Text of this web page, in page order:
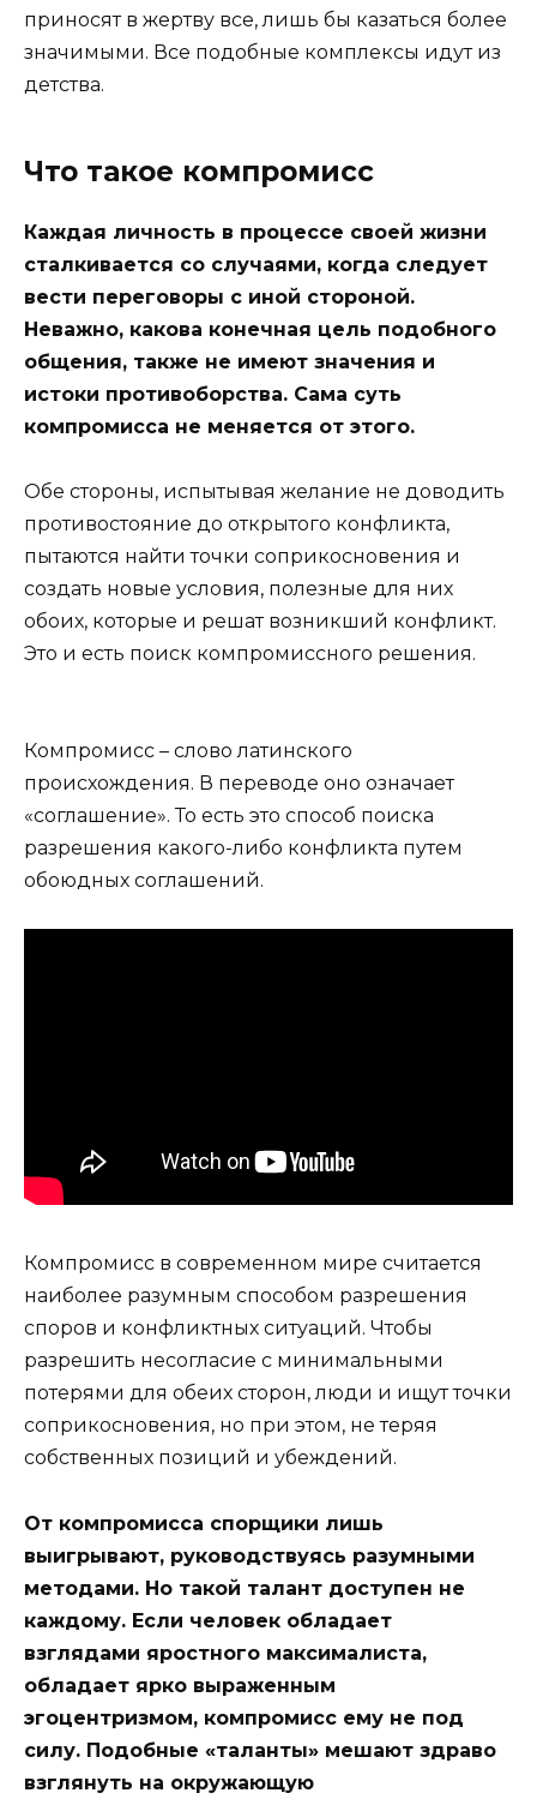
приносят в жертву все, лишь бы казаться более
значимыми. Все подобные комплексы идут из
детства.
Что такое компромисс
Каждая личность в процессе своей жизни
сталкивается со случаями, когда следует
вести переговоры с иной стороной.
Неважно, какова конечная цель подобного
общения, также не имеют значения и
истоки противоборства. Сама суть
компромисса не меняется от этого.
Обе стороны, испытывая желание не доводить
противостояние до открытого конфликта,
пытаются найти точки соприкосновения и
создать новые условия, полезные для них
обоих, которые и решат возникший конфликт.
Это и есть поиск компромиссного решения.
Компромисс – слово латинского
происхождения. В переводе оно означает
«соглашение». То есть это способ поиска
разрешения какого-либо конфликта путем
обоюдных соглашений.
Компромисс в современном мире считается
наиболее разумным способом разрешения
споров и конфликтных ситуаций. Чтобы
разрешить несогласие с минимальными
потерями для обеих сторон, люди и ищут точки
соприкосновения, но при этом, не теряя
собственных позиций и убеждений.
От компромисса спорщики лишь
выигрывают, руководствуясь разумными
методами. Но такой талант доступен не
каждому. Если человек обладает
взглядами яростного максималиста,
обладает ярко выраженным
эгоцентризмом, компромисс ему не под
силу. Подобные «таланты» мешают здраво
взглянуть на окружающую